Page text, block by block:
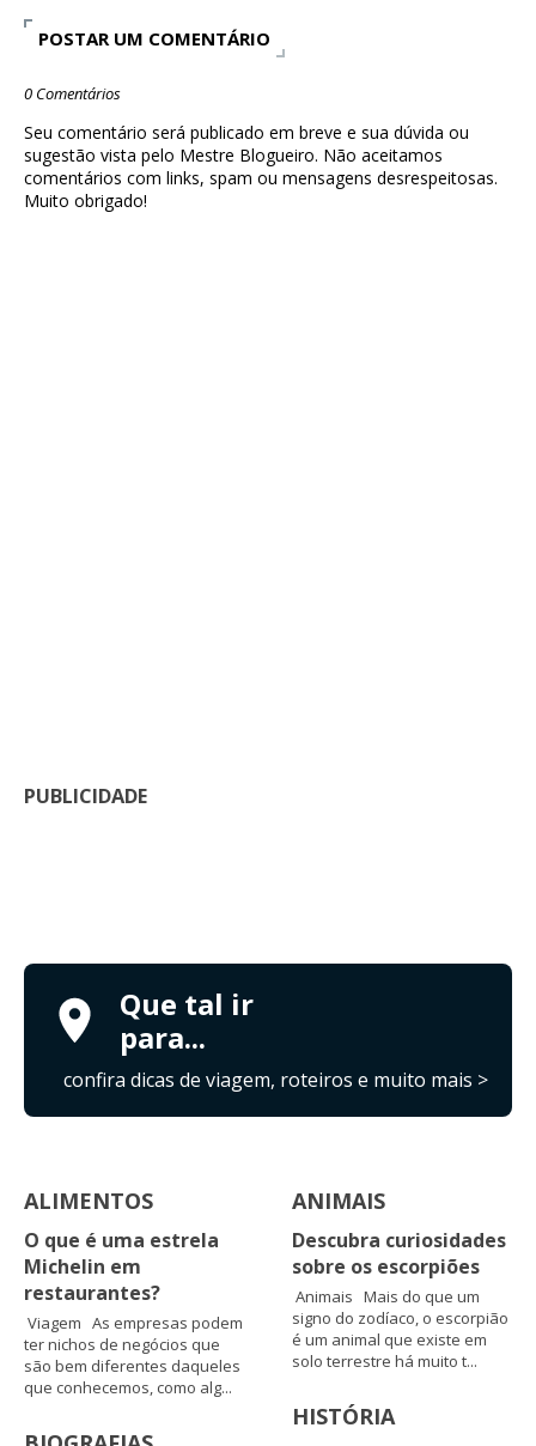
POSTAR UM COMENTÁRIO
0 Comentários
Seu comentário será publicado em breve e sua dúvida ou
sugestão vista pelo Mestre Blogueiro. Não aceitamos
comentários com links, spam ou mensagens desrespeitosas.
Muito obrigado!
PUBLICIDADE
Que tal ir
para...
confira dicas de viagem, roteiros e muito mais >
ALIMENTOS
O que é uma estrela
Michelin em
restaurantes?
Viagem As empresas podem
ter nichos de negócios que
são bem diferentes daqueles
que conhecemos, como alg...
ANIMAIS
Descubra curiosidades
sobre os escorpiões
Animais Mais do que um
signo do zodíaco, o escorpião
é um animal que existe em
solo terrestre há muito t...
HISTÓRIA